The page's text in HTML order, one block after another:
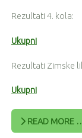
Rezultati 4. kola:
Ukupni
Rezultati Zimske
Ukupni
READ MORE